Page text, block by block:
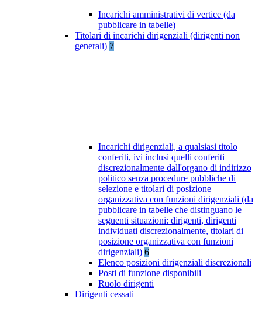
Incarichi amministrativi di vertice (da
pubblicare in tabelle)
Titolari di incarichi dirigenziali (dirigenti non
generali) 7
Incarichi dirigenziali, a qualsiasi titolo
conferiti, ivi inclusi quelli conferiti
discrezionalmente dall'organo di indirizzo
politico senza procedure pubbliche di
selezione e titolari di posizione
organizzativa con funzioni dirigenziali (da
pubblicare in tabelle che distinguano le
seguenti situazioni: dirigenti, dirigenti
individuati discrezionalmente, titolari di
posizione organizzativa con funzioni
dirigenziali) 6
Elenco posizioni dirigenziali discrezionali
Posti di funzione disponibili
Ruolo dirigenti
Dirigenti cessati